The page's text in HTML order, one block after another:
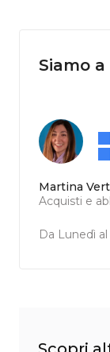
Siamo
Martina
Acquisti e
Da Lunedì